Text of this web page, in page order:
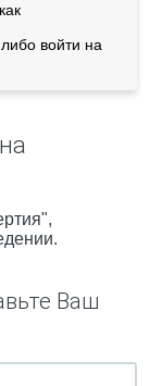
либо войти на
Ваш